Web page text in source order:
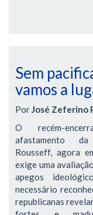
Sem
vamos a
PorJosé Zeferino
O recém-
afastamento
Rousseff, agora
exige uma
apegos
necessário
republicanas